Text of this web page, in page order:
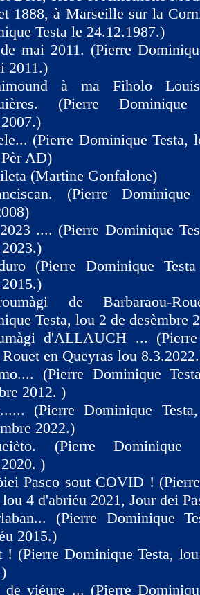
1888, à Marseille sur la
Testa le 24.12.1987.)
mai 2011. (Pierre
2011.)
à ma Fiholo
(Pierre
(Pierre Dominique Testa,
AD)
(Martine Gonfalone)
(Pierre
.... (Pierre Dominique
(Pierre Dominique
de Barbaraou-
Testa, lou 2 de desèmbre
d'ALLAUCH ...
Rouet en Queyras lou
(Pierre Dominique
2012. )
(Pierre Dominique
2022.)
(Pierre Dominique
)
Pasco sout COVID !
lou 4 d'abriéu 2021, Jour dei
(Pierre Dominique
2015.)
! (Pierre Dominique Testa,
de viéure ... (Pierre